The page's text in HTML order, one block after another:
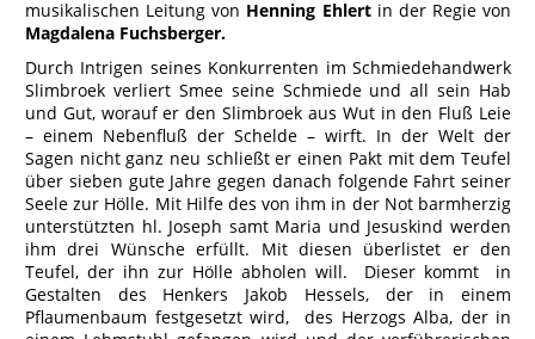
musikalischen Leitung von Henning Ehlert in der Regie von
Magdalena Fuchsberger.
Durch Intrigen seines Konkurrenten im Schmiedehandwerk
Slimbroek verliert Smee seine Schmiede und all sein Hab
und Gut, worauf er den Slimbroek aus Wut in den Fluß Leie
– einem Nebenfluß der Schelde – wirft. In der Welt der
Sagen nicht ganz neu schließt er einen Pakt mit dem Teufel
über sieben gute Jahre gegen danach folgende Fahrt seiner
Seele zur Hölle. Mit Hilfe des von ihm in der Not barmherzig
unterstützten hl. Joseph samt Maria und Jesuskind werden
ihm drei Wünsche erfüllt. Mit diesen überlistet er den
Teufel, der ihn zur Hölle abholen will. Dieser kommt in
Gestalten des Henkers Jakob Hessels, der in einem
Pflaumenbaum festgesetzt wird, des Herzogs Alba, der in